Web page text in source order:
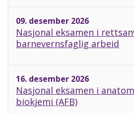
09. desember 2026
Nasjonal eksamen i
barnevernsfaglig arbeid
16. desember 2026
Nasjonal eksamen i
biokjemi (AFB)